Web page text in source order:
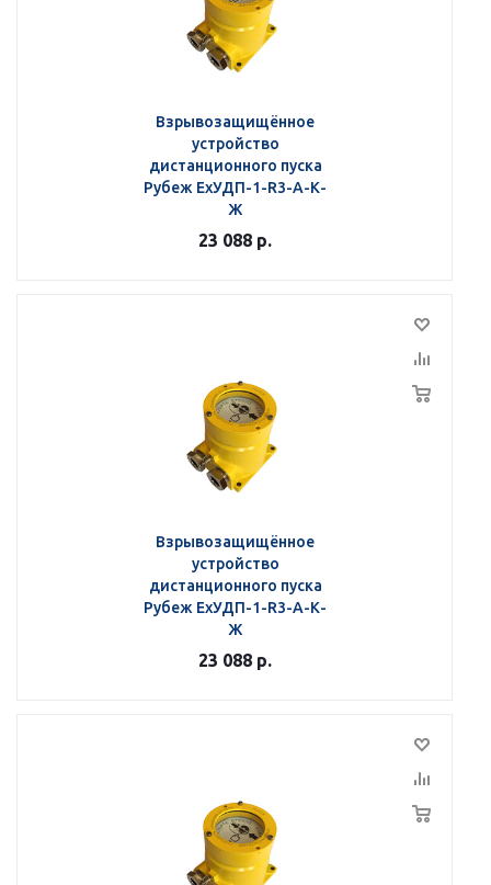
Взрывозащищённое
устройство
дистанционного пуска
Рубеж ЕхУДП-1-R3-А-К-
Ж
23 088 р.
Взрывозащищённое
устройство
дистанционного пуска
Рубеж ЕхУДП-1-R3-А-К-
Ж
23 088 р.